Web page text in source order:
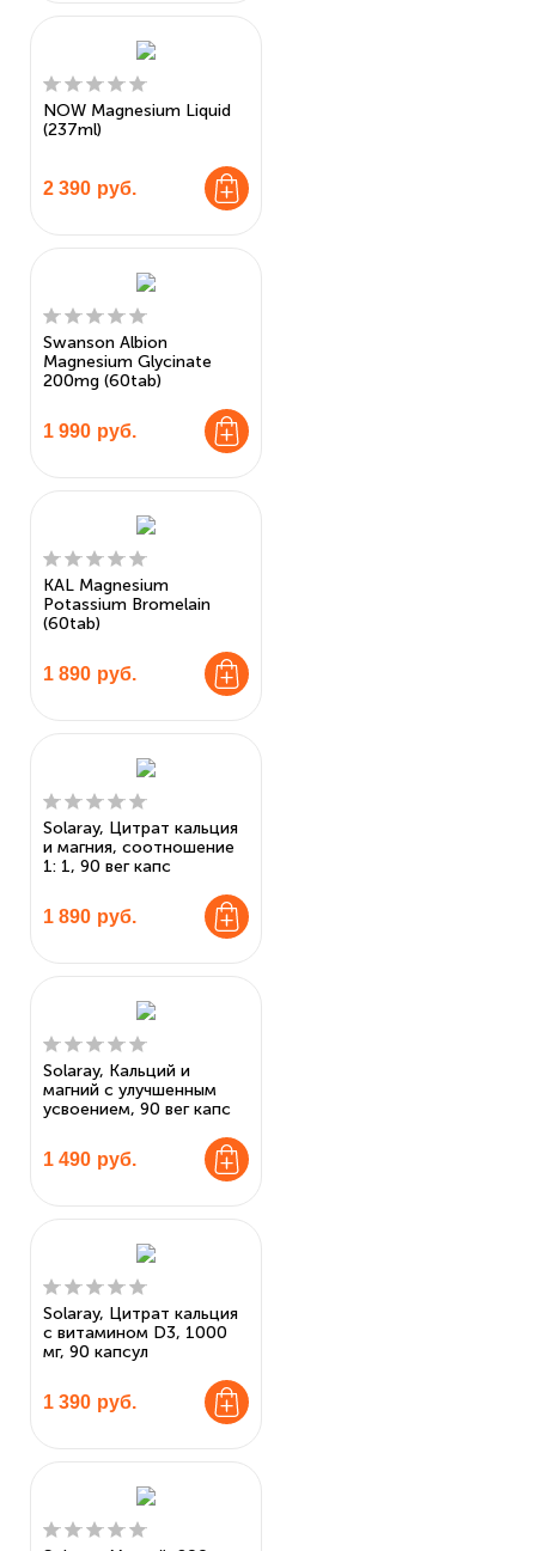
NOW Magnesium Liquid
(237ml)
2 390 руб.
Swanson Albion
Magnesium Glycinate
200mg (60tab)
1 990 руб.
KAL Magnesium
Potassium Bromelain
(60tab)
1 890 руб.
Solaray, Цитрат кальция
и магния, соотношение
1: 1, 90 вег капс
1 890 руб.
Solaray, Кальций и
магний с улучшенным
усвоением, 90 вег капс
1 490 руб.
Solaray, Цитрат кальция
с витамином D3, 1000
мг, 90 капсул
1 390 руб.